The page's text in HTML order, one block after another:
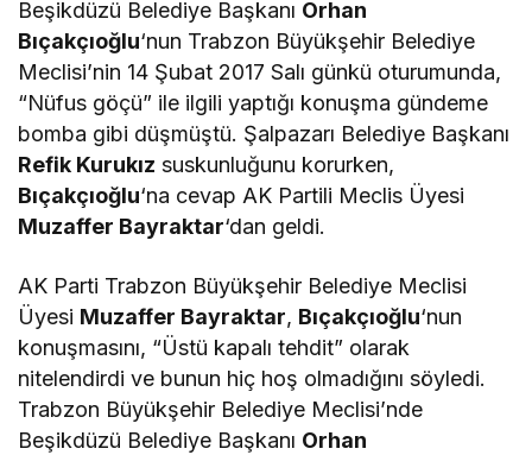
Beşikdüzü Belediye Başkanı Orhan
Bıçakçıoğlu‘nun Trabzon Büyükşehir Belediye
Meclisi’nin 14 Şubat 2017 Salı günkü oturumunda,
“Nüfus göçü” ile ilgili yaptığı konuşma gündeme
bomba gibi düşmüştü. Şalpazarı Belediye Başkanı
Refik Kurukız suskunluğunu korurken,
Bıçakçıoğlu‘na cevap AK Partili Meclis Üyesi
Muzaffer Bayraktar‘dan geldi.
AK Parti Trabzon Büyükşehir Belediye Meclisi
Üyesi Muzaffer Bayraktar, Bıçakçıoğlu‘nun
konuşmasını, “Üstü kapalı tehdit” olarak
nitelendirdi ve bunun hiç hoş olmadığını söyledi.
Trabzon Büyükşehir Belediye Meclisi’nde
Beşikdüzü Belediye Başkanı Orhan